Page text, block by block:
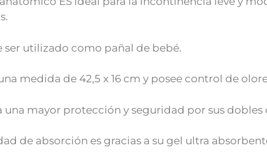
ser utilizado como pañal de bebé.
medida de 42,5 x 16 cm y posee control de
una mayor protección y seguridad por sus dobles
de absorción es gracias a su gel ultra